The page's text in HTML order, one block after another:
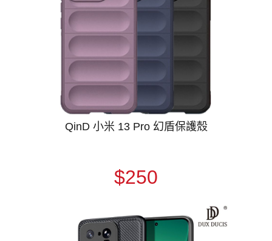
QinD 小米 13 Pro 幻盾保護殼
$250